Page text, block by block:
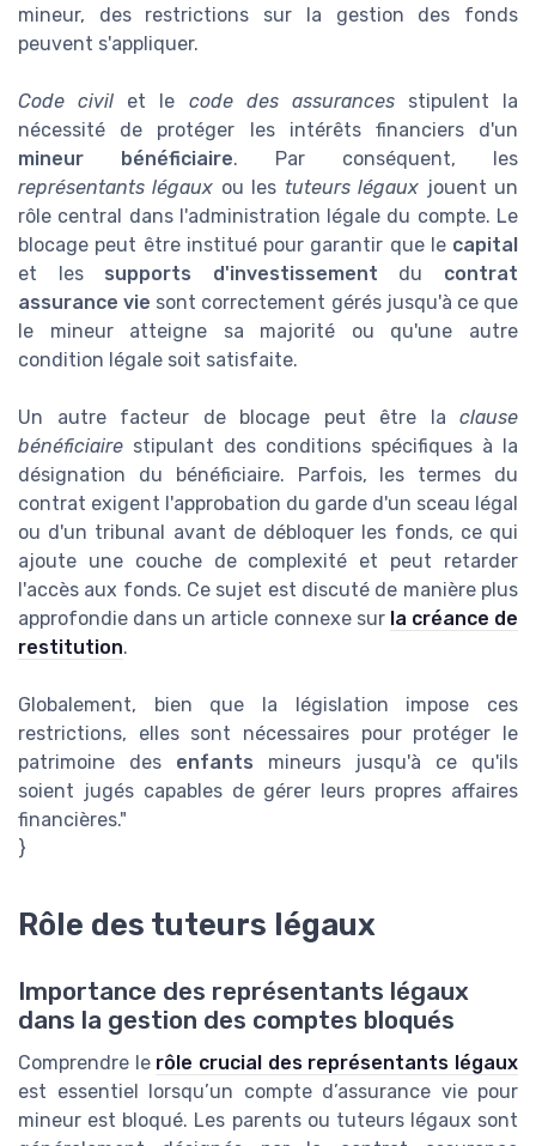
mineur, des restrictions sur la gestion des fonds
peuvent s'appliquer.
Code civil et le code des assurancesstipulent la
nécessité de protéger les intérêts financiers d'un
mineur bénéficiaire. Par conséquent, les
représentants légaux ou les tuteurs légaux jouent un
rôle central dans l'administration légale du compte. Le
blocage peut être institué pour garantir que le capital
et les supports d'investissement du contrat
assurance vie sont correctement gérés jusqu'à ce que
le mineur atteigne sa majorité ou qu'une autre
condition légale soit satisfaite.
Un autre facteur de blocage peut être la clause
bénéficiaire stipulant des conditions spécifiques à la
désignation du bénéficiaire. Parfois, les termes du
contrat exigent l'approbation du garde d'un sceau légal
ou d'un tribunal avant de débloquer les fonds, ce qui
ajoute une couche de complexité et peut retarder
l'accès aux fonds. Ce sujet est discuté de manière plus
approfondie dans un article connexe sur la créance de
restitution.
Globalement, bien que la législation impose ces
restrictions, elles sont nécessaires pour protéger le
patrimoine des enfants mineurs jusqu'à ce qu'ils
soient jugés capables de gérer leurs propres affaires
financières."
}
Rôle des tuteurs légaux
Importance des représentants légaux
dans la gestion des comptes bloqués
Comprendre le rôle crucial des représentants légaux
est essentiel lorsqu’un compte d’assurance vie pour
mineur est bloqué. Les parents ou tuteurs légaux sont